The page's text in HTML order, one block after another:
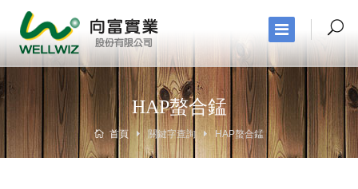
HAP螯合錳
首頁 關鍵字查詢 HAP螯合錳